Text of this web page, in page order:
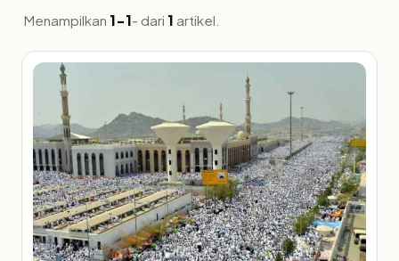
Menampilkan 1-1- dari 1 artikel.